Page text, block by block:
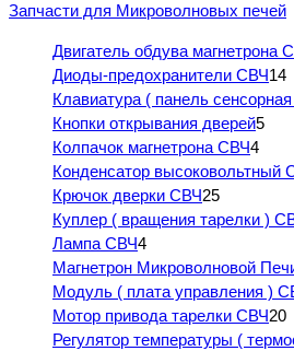
Запчасти для Микроволновых печей
Двигатель обдува магнетрона
Диоды-предохранители СВЧ14
Клавиатура ( панель
Кнопки открывания дверей5
Колпачок магнетрона СВЧ4
Конденсатор высоковольтный
Крючок дверки СВЧ25
Куплер ( вращения тарелки )
Лампа СВЧ4
Магнетрон Микроволновой
Модуль ( плата управления )
Мотор привода тарелки СВЧ20
Регулятор температуры (